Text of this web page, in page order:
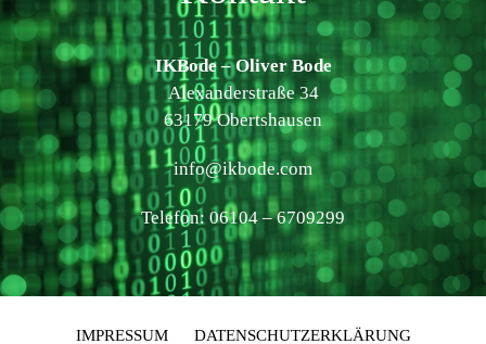
IKBode – Oliver Bode
Alexanderstraße 34
63179 Obertshausen
info@ikbode.com
Telefon: 06104 – 6709299
IMPRESSUM DATENSCHUTZERKLÄRUNG